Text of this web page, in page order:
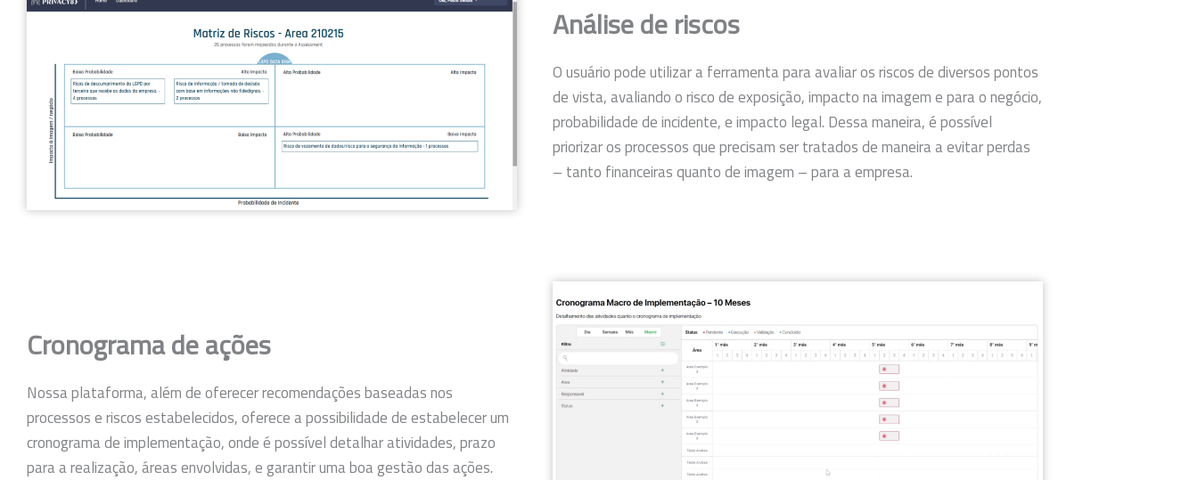
Análise de riscos
O usuário pode utilizar a ferramenta para avaliar os riscos de diversos pontos
de vista, avaliando o risco de exposição, impacto na imagem e para o negócio,
probabilidade de incidente, e impacto legal. Dessa maneira, é possível
priorizar os processos que precisam ser tratados de maneira a evitar perdas
– tanto financeiras quanto de imagem – para a empresa.
Cronograma de ações
Nossa plataforma, além de oferecer recomendações baseadas nos
processos e riscos estabelecidos, oferece a possibilidade de estabelecer um
cronograma de implementação, onde é possível detalhar atividades, prazo
para a realização, áreas envolvidas, e garantir uma boa gestão das ações.